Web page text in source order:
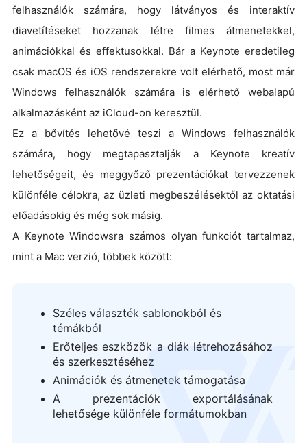
felhasználók számára, hogy látványos és interaktív
diavetítéseket hozzanak létre filmes átmenetekkel,
animációkkal és effektusokkal. Bár a Keynote eredetileg
csak macOS és iOS rendszerekre volt elérhető, most már
Windows felhasználók számára is elérhető webalapú
alkalmazásként az iCloud-on keresztül.
Ez a bővítés lehetővé teszi a Windows felhasználók
számára, hogy megtapasztalják a Keynote kreatív
lehetőségeit, és meggyőző prezentációkat tervezzenek
különféle célokra, az üzleti megbeszélésektől az oktatási
előadásokig és még sok másig.
A Keynote Windowsra számos olyan funkciót tartalmaz,
mint a Mac verzió, többek között:
Széles választék sablonokból és
témákból
Erőteljes eszközök a diák létrehozásához
és szerkesztéséhez
Animációk és átmenetek támogatása
A prezentációk exportálásának
lehetősége különféle formátumokban
logo